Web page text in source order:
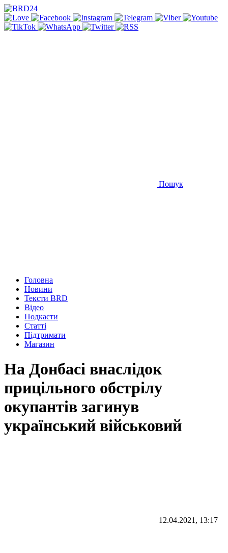
Пошук
Головна
Новини
Тексти BRD
Відео
Подкасти
Статті
Підтримати
Магазин
На Донбасі внаслідок
прицільного обстрілу
окупантів загинув
український військовий
12.04.2021, 13:17